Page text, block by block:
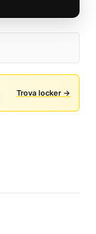
Trova locker →